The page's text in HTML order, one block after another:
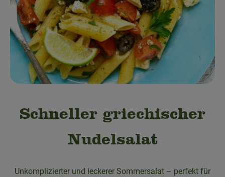
Obst & Gemüse
Bäckerei
Kühltheke
Speisekammer
Drogerie & Haushalt
Schneller griechischer
Nudelsalat
Unkomplizierter und leckerer Sommersalat – perfekt für